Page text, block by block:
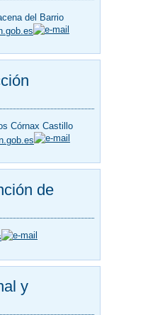
del Barrio
Córnax Castillo
de
y